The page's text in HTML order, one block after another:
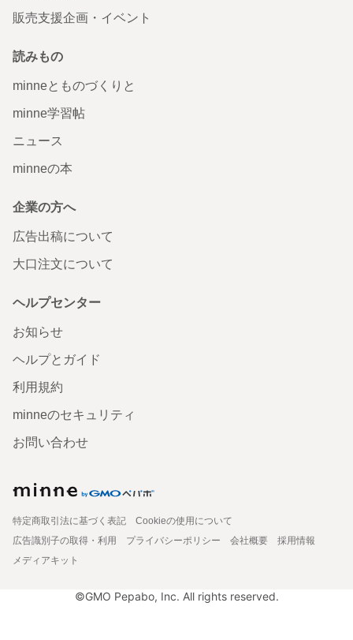
販売支援企画・イベント
読みもの
minneとものづくりと
minne学習帖
ニュース
minneの本
企業の方へ
広告出稿について
大口注文について
ヘルプセンター
お知らせ
ヘルプとガイド
利用規約
minneのセキュリティ
お問い合わせ
特定商取引法に基づく表記
Cookieの使用について
広告識別子の取得・利用
プライバシーポリシー 会社概要
採用情報
メディアキット
©GMO Pepabo, Inc. All rights reserved.